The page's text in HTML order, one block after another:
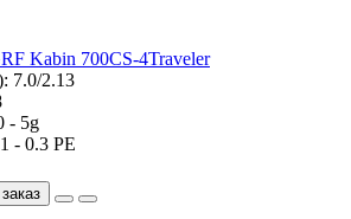
Kabin 700CS-4Traveler
7.0/2.13
- 5g
- 0.3 PE